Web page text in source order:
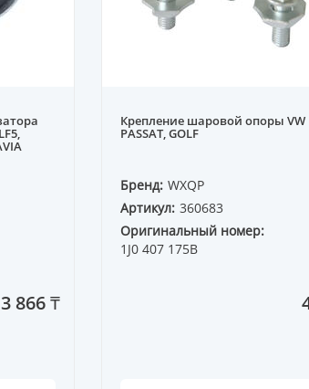
3 866 ₸
Крепление шаровой опоры VW
PASSAT, GOLF
Бренд: WXQP
Артикул: 360683
Оригинальный номер:
1J0 407 175B